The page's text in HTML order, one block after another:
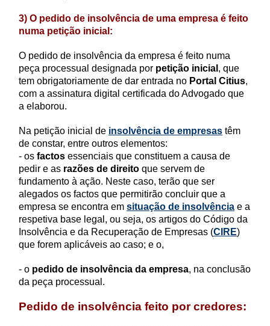
3) O pedido de insolvência de uma empresa é feito
numa petição inicial:
O pedido de insolvência da empresa é feito numa
peça processual designada por petição inicial , que
tem obrigatoriamente de dar entrada no Portal Citius,
com a assinatura digital certificada do Advogado que
a elaborou.
Na petição inicial de insolvência de empresas têm
de constar, entre outros elementos:
- os factos essenciais que constituem a causa de
pedir e as razões de direito que servem de
fundamento à ação. Neste caso, terão que ser
alegados os factos que permitirão concluir que a
empresa se encontra em situação de insolvência e a
respetiva base legal, ou seja, os artigos do Código da
Insolvência e da Recuperação de Empresas (CIRE)
que forem aplicáveis ao caso; e o,
- o pedido de insolvência da empresa, na conclusão
da peça processual.
Pedido de insolvência feito por credores: